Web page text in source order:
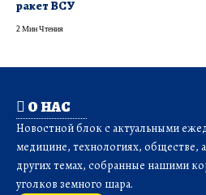
ракет ВСУ
2 Мин Чтения
О НАС
Новостной блок с актуальными
медицине, технологиях, обществе,
других темах, собранные нашими
уголков земного шара.